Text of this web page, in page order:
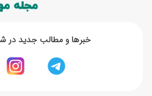
خبر‌ها و مطالب جدید در